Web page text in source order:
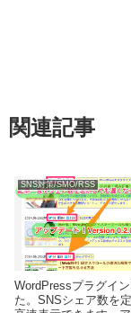
関連記事
SNS対策/SMO/RSS
WordPressプラグイ
た。SNSシェア数を